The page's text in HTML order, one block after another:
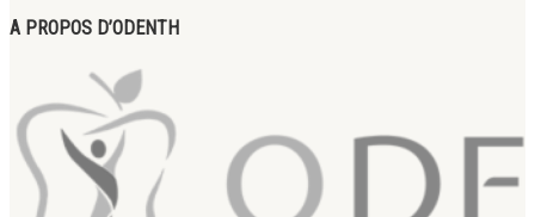
A PROPOS D’ODENTH